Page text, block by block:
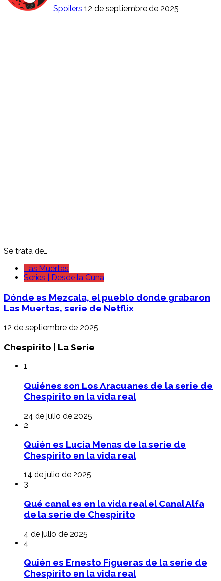
Spoilers 12 de septiembre de 2025
Se trata de…
Las Muertas
Series | Desde la Cuna
Dónde es Mezcala, el pueblo donde grabaron
Las Muertas, serie de Netflix
12 de septiembre de 2025
Chespirito | La Serie
1
Quiénes son Los Aracuanes de la serie de
Chespirito en la vida real
24 de julio de 2025
2
Quién es Lucía Menas de la serie de
Chespirito en la vida real
14 de julio de 2025
3
Qué canal es en la vida real el Canal Alfa
de la serie de Chespirito
4 de julio de 2025
4
Quién es Ernesto Figueras de la serie de
Chespirito en la vida real